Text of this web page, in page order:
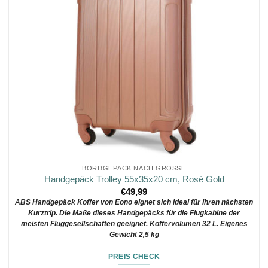
BORDGEPÄCK NACH GRÖSSE
Handgepäck Trolley 55x35x20 cm, Rosé Gold
€49,99
ABS Handgepäck Koffer von Eono eignet sich ideal für Ihren nächsten
Kurztrip. Die Maße dieses Handgepäcks für die Flugkabine der
meisten Fluggesellschaften geeignet. Koffervolumen 32 L. Eigenes
Gewicht 2,5 kg
PREIS CHECK